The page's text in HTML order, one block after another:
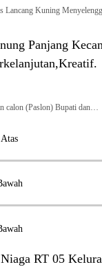
Lancang Kuning
Panjang
calon (Paslon) Bupati dan…
RT 05